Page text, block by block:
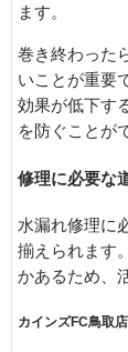
ます。
巻き終わった
いことが重要
効果が低下す
を防ぐことが
修理に必要な
水漏れ修理に
揃えられます
かあるため、
カインズFC鳥取店